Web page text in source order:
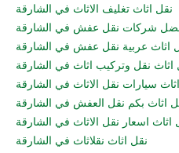
نقل اثاث تغليف الاثاث في الشارقة
شركات نقل عفش في الشارقة
اثاث عربية نقل عفش في الشارقة
اثاث نقل وتركيب اثاث في الشارقة
سيارات نقل الاثاث في الشارقة
اثاث بكم نقل العفش في الشارقة
اثاث اسعار نقل الاثاث في الشارقة
نقل اثاث نقلاثاث في الشارقة